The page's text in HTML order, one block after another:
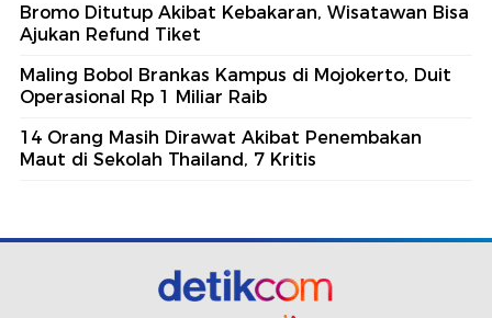
Bromo Ditutup Akibat Kebakaran, Wisatawan Bisa
Ajukan Refund Tiket
Maling Bobol Brankas Kampus di Mojokerto, Duit
Operasional Rp 1 Miliar Raib
14 Orang Masih Dirawat Akibat Penembakan
Maut di Sekolah Thailand, 7 Kritis